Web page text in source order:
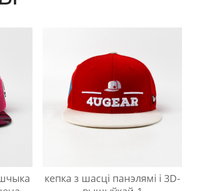
кепка з шасці панэлямі і 3D-